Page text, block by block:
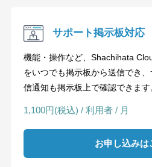
サポート掲示板対応
機能・操作など、Shachihata
をいつでも掲示板から送信でき
信通知も掲示板上で確認できます
1,100円(税込) / 利用者 / 月
お申し込みは